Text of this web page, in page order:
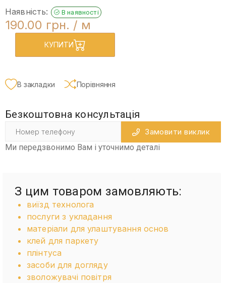
Наявність: В наявності
190.00 грн. / м
КУПИТИ
В закладки Порівняння
Безкоштовна консультація
Замовити виклик
Ми передзвонимо Вам і уточнимо деталі
З цим товаром замовляють:
виїзд технолога
послуги з укладання
матеріали для улаштування основ
клей для паркету
плінтуса
засоби для догляду
зволожувачі повітря